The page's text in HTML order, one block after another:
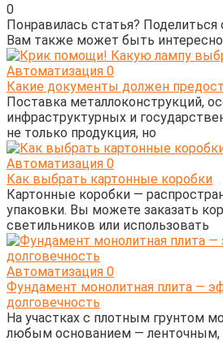
0
Понравилась статья? Поделиться
Вам также может быть интересно
Автоматизация 0
Какие документы должен
Поставка металлоконструкций,
инфраструктурных и
не только продукция, но
Автоматизация 0
Как выбрать картонные коробки
Картонные коробки —
упаковки. Вы можете заказать
светильников или использовать
Автоматизация 0
Фундамент монолитная плита —
долговечность
На участках с плотным грунтом
любым основанием —